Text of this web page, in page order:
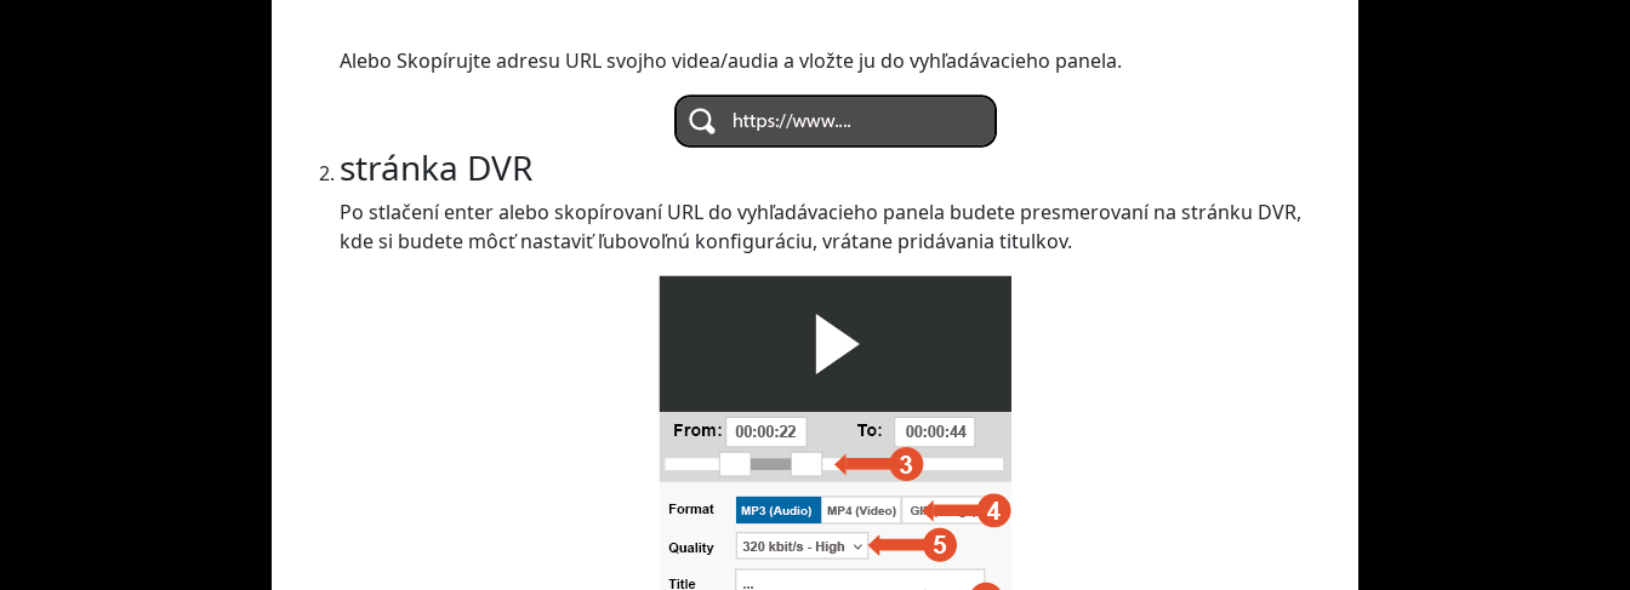
Alebo Skopírujte adresu URL svojho videa/audia a vložte ju do vyhľadávacieho panela.
stránka DVR
Po stlačení enter alebo skopírovaní URL do vyhľadávacieho panela budete presmerovaní na stránku DVR,
kde si budete môcť nastaviť ľubovoľnú konfiguráciu, vrátane pridávania titulkov.